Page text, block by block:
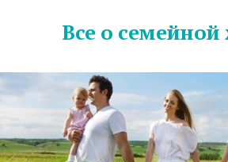
Все о